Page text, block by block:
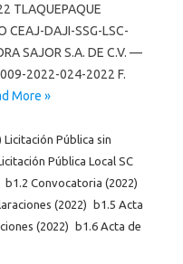
TLAQUEPAQUE
CEAJ-DAJI-SSG-LSC-
SAJOR S.A. DE C.V. —
2022-024-2022 F.
More »
Licitación Pública sin
Pública Local SC
b1.2 Convocatoria (2022)
(2022) b1.5 Acta
(2022) b1.6 Acta de